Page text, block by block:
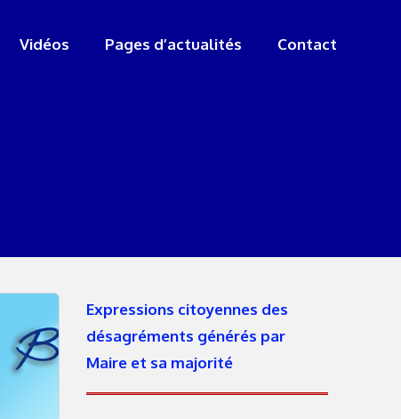
Vidéos Pages d’actualités Contact
Expressions citoyennes des
désagréments générés par
Maire et sa majorité